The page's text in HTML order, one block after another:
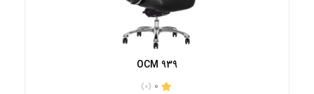
OCM 939
(0)